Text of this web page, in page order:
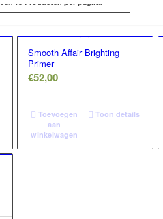
Smooth Affair Brighting
Primer
€52,00
Toevoegen
aan
winkelwagen
Toon details